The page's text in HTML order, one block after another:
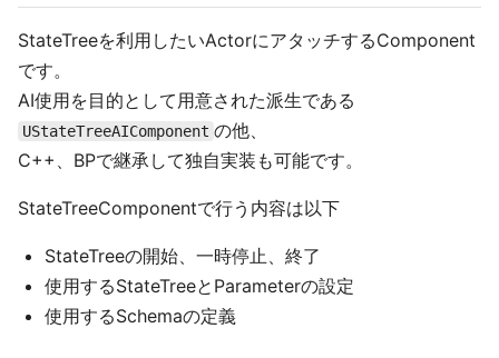
StateTreeを利用したいActorにアタッチするComponent
です。
AI使用を目的として用意された派生である
UStateTreeAIComponent の他、
C++、BPで継承して独自実装も可能です。
StateTreeComponentで行う内容は以下
StateTreeの開始、一時停止、終了
使用するStateTreeとParameterの設定
使用するSchemaの定義